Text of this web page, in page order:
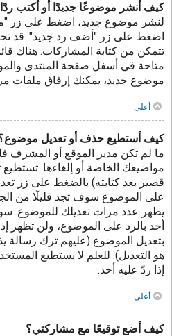
كيف أنشر موضوعًا جديدًا أو أكتب
لنشر موضوع جديد، اضغط على زر
اضغط على زر "أضف رد جديد". قد
تتمكن من كتابة المشاركات. هناك
متاحة في أسفل صفحة المنتدى
موضوع جديد، يمكنك إرفاق ملفات
أعلى
كيف أستطيع حذف أو تعديل
ما لم تكن مدير الموقع أو المشرف
مواضيعك الخاصة أو إلغاءها.
قصير بعد كتابته) بالضغط على زر
على الموضوع سوف تجد قليلًا من
يظهر عدد مرات تعديلك للموضوع.
أحد بالرد على الموضوع، ولن تظهر
بتعديل الموضوع (عليهم ترك رسالة
هو التعديل). للعلم لا يستطيع
إذا ردّ عليه أحد.
أعلى
كيف أضع توقيعًا مع مشاركتي؟